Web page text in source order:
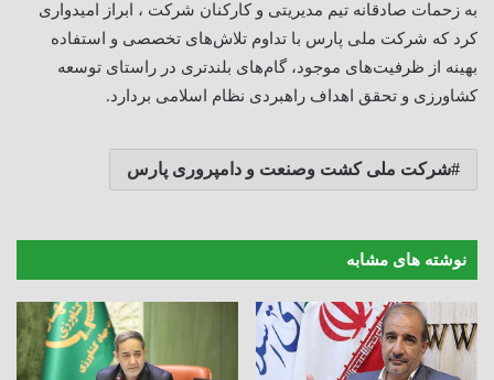
به زحمات صادقانه تیم مدیریتی و کارکنان شرکت ، ابراز امیدواری
کرد که شرکت ملی پارس با تداوم تلاش‌های تخصصی و استفاده
بهینه از ظرفیت‌های موجود، گام‌های بلندتری در راستای توسعه
کشاورزی و تحقق اهداف راهبردی نظام اسلامی بردارد.
شرکت ملی کشت وصنعت و دامپروری پارس
نوشته های مشابه